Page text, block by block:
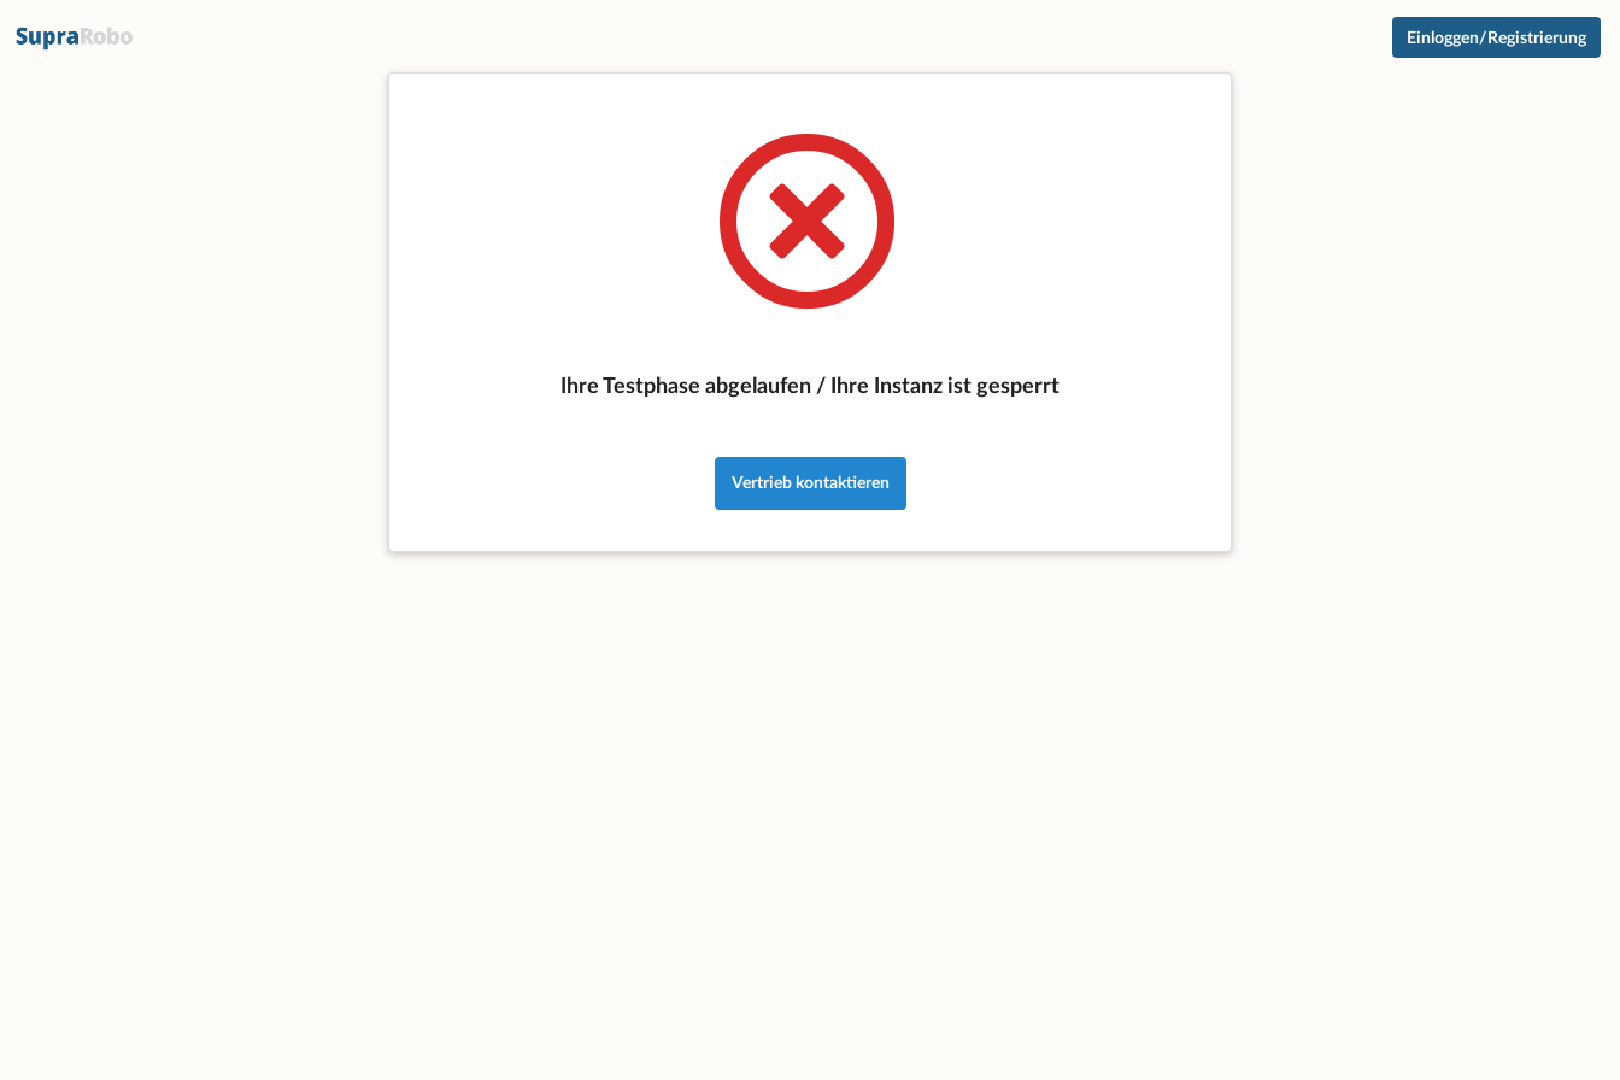
Einloggen/Registrierung
Ihre Testphase abgelaufen / Ihre Instanz ist gesperrt
Vertrieb kontaktieren